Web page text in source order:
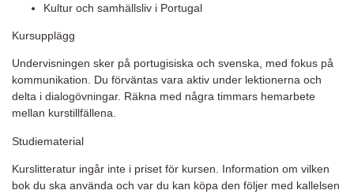
Kultur och samhällsliv i Portugal
Kursupplägg
Undervisningen sker på portugisiska och svenska, med fokus på
kommunikation. Du förväntas vara aktiv under lektionerna och
delta i dialogövningar. Räkna med några timmars hemarbete
mellan kurstillfällena.
Studiematerial
Kurslitteratur ingår inte i priset för kursen. Information om vilken
bok du ska använda och var du kan köpa den följer med kallelsen